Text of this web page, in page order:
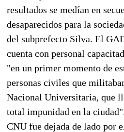
resultados se medían en
desaparecidos para la
del subprefecto Silva. El
cuenta con personal
"en un primer momento de
personas civiles que
Nacional Universitaria, que
total impunidad en la
CNU fue dejada de lado por